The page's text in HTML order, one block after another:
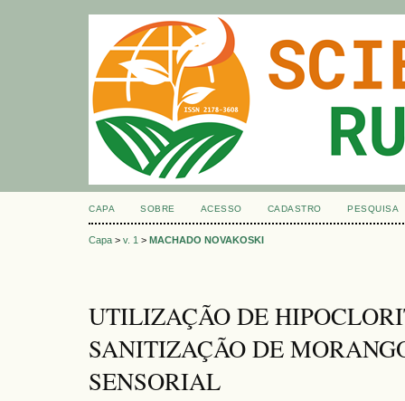
CAPA SOBRE ACESSO CADASTRO PESQUISA
Capa > v. 1 > MACHADO NOVAKOSKI
UTILIZAÇÃO DE
SANITIZAÇÃO DE
SENSORIAL